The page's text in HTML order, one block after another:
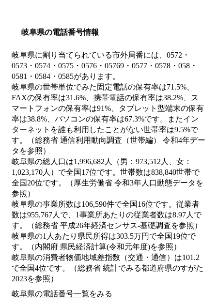
岐阜県の電話番号情報
岐阜県に割り当てられている市外局番には、0572・
0573・0574・0575・0576・05769・0577・0578・058・
0581・0584・0585があります。
岐阜県の世帯単位でみた固定電話の保有率は71.5%、
FAXの保有率は31.6%、携帯電話の保有率は38.2%、ス
マートフォンの保有率は91%、タブレット型端末の保有
率は38.8%、パソコンの保有率は67.3%です。またイン
ターネットを誰も利用したことがない世帯率は9.5%で
す。（総務省 通信利用動向調査（世帯編） 令和4年デー
タを参照）
岐阜県の総人口は1,996,682人（男：973,512人、女：
1,023,170人）で全国17位です。世帯数は838,840世帯で
全国20位です。（厚生労働省 令和3年人口動態データを
参照）
岐阜県の事業所数は106,590件で全国16位です。従業者
数は955,767人で、1事業所あたりの従業者数は8.97人で
す。（総務省 平成26年経済センサス‐基礎調査を参照）
岐阜県の1人あたり県民所得は303.5万円で全国19位で
す。（内閣府 県民経済計算(令和元年度)を参照）
岐阜県の消費者物価地域差指数（交通・通信）は101.2
で全国4位です。（総務省 統計でみる都道府県のすがた
2023を参照）
岐阜県の電話番号一覧をみる